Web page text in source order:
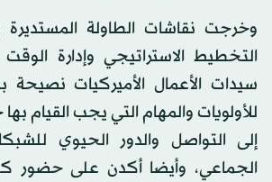
وخرجت نقاشات الطاولة المستديرة
التخطيط الاستراتيجي وإدارة
سيدات الأعمال الأميركيات
للأولويات والمهام التي يجب القيام
إلى التواصل والدور الحيوي
الجماعي، وأيضا أكدن على حضور